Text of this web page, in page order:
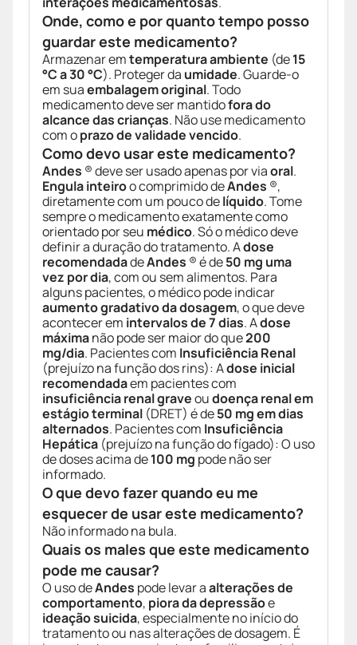
Onde, como e por quanto tempo posso
guardar este medicamento?
Armazenar emtemperatura ambiente (de15
°C a 30 °C). Proteger da umidade. Guarde-o
em suaembalagem original. Todo
medicamento deve ser mantidofora do
alcance das crianças. Não use medicamento
com oprazo de validade vencido.
Como devo usar este medicamento?
Andes ® deve ser usado apenas por viaoral.
Engula inteiroo comprimido deAndes ®,
diretamente com um pouco delíquido. Tome
sempre o medicamento exatamente como
orientado por seu médico. Só o médico deve
definir a duração do tratamento. Adose
recomendadadeAndes ® é de50 mg uma
vez por dia, com ou sem alimentos. Para
alguns pacientes, o médico pode indicar
aumento gradativo da dosagem, o que deve
acontecer em intervalos de 7 dias. Adose
máximanão pode ser maior do que200
mg/dia. Pacientes com Insuficiência Renal
(prejuízo na função dos rins): Adose inicial
recomendadaem pacientes com
insuficiência renal graveoudoença renal em
estágio terminal (DRET) é de50 mg em dias
alternados. Pacientes com Insuficiência
Hepática (prejuízo na função do fígado): O uso
de doses acima de100 mg pode não ser
informado.
O que devo fazer quando eu me
esquecer de usar este medicamento?
Não informado na bula.
Quais os males que este medicamento
pode me causar?
O uso deAndes pode levar aalterações de
comportamento, piora da depressãoe
ideação suicida, especialmente no início do
tratamento ou nas alterações de dosagem. É